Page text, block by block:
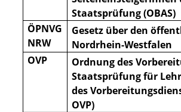
Staatsprüfung (OBAS)
ÖPNVG
NRW
Gesetz über den
Nordrhein-Westfalen
OVP
Ordnung des
Staatsprüfung für
des
OVP)